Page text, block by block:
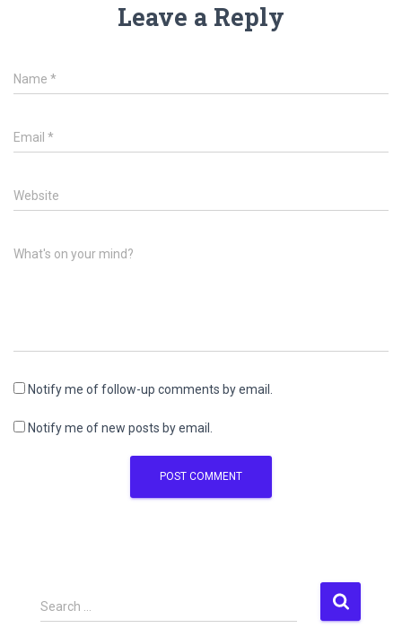
Leave a Reply
Name *
Email *
Website
What's on your mind?
Notify me of follow-up comments by email.
Notify me of new posts by email.
S
e
Search …